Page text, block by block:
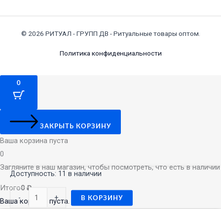
© 2026 РИТУАЛ - ГРУПП ДВ - Ритуальные товары оптом.
Политика конфиденциальности
0
ЗАКРЫТЬ КОРЗИНУ
Ваша корзина пуста
0
Загляните в наш магазин, чтобы посмотреть, что есть в наличии
Итого0 ₽
Ваша корзина пуста. За покупками →
Доступность: 11 в наличии
-
Количество
товара
3332
+ В КОРЗИНУ